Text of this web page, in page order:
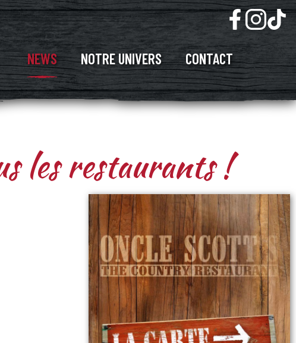
NEWS NOTRE UNIVERS CONTACT
les restaurants !